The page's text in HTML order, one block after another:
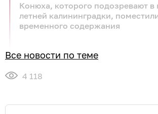
Конюха, которого подозревают
летней калининградки,
временного содержания
Все новости по теме
4 118